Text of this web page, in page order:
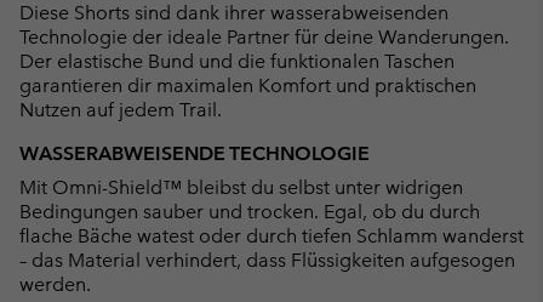
Diese Shorts sind dank ihrer wasserabweisenden
Technologie der ideale Partner für deine Wanderungen.
Der elastische Bund und die funktionalen Taschen
garantieren dir maximalen Komfort und praktischen
Nutzen auf jedem Trail.
WASSERABWEISENDE TECHNOLOGIE
Mit Omni-Shield™ bleibst du selbst unter widrigen
Bedingungen sauber und trocken. Egal, ob du durch
flache Bäche watest oder durch tiefen Schlamm wanderst
– das Material verhindert, dass Flüssigkeiten aufgesogen
werden.